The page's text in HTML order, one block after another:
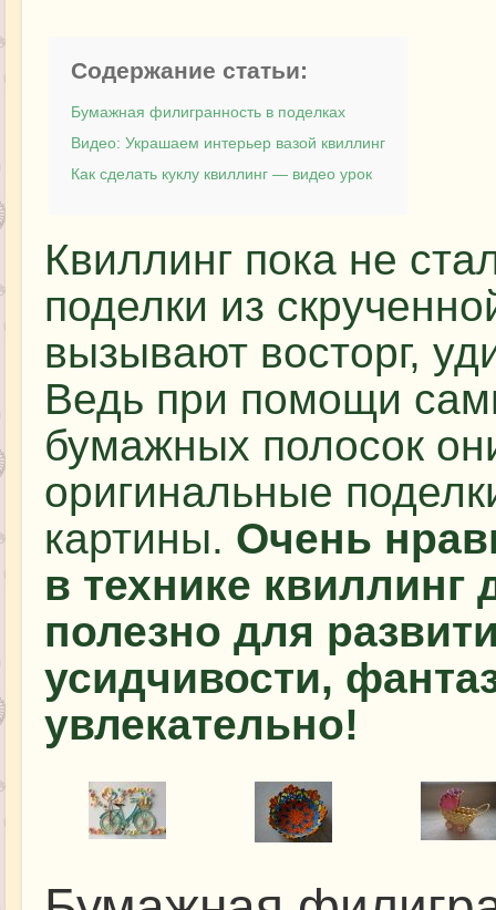
Содержание статьи:
Бумажная филигранность в поделках
Видео: Украшаем интерьер вазой квиллинг
Как сделать куклу квиллинг — видео урок
Квиллинг пока не
поделки из
вызывают восторг,
Ведь при помощи
бумажных полосок
оригинальные
картины. Очень
в технике квиллинг
полезно для
усидчивости,
увлекательно!